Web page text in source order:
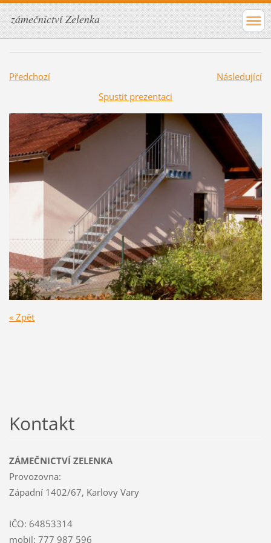
zámečnictví Zelenka
Předchozí
Následující
Spustit prezentaci
« Zpět
Kontakt
ZÁMEČNICTVÍ ZELENKA
Provozovna:
Západní 1402/67, Karlovy Vary
IČO: 64853314
mobil: 777 987 596